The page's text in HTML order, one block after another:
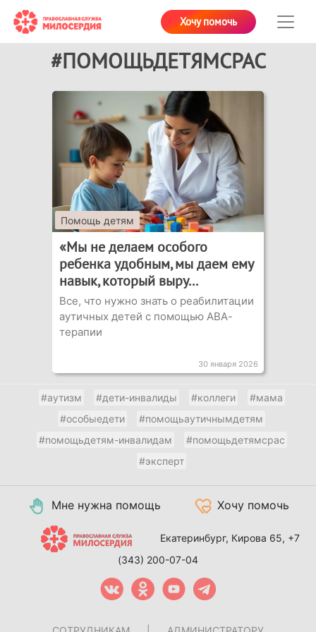
Хочу помочь
#ПОМОЩЬДЕТЯМСРАС
Помощь детям
«Мы не делаем особого
ребенка удобным, мы даем ему
навык, который выру...
Все, что нужно знать о реабилитации
аутичных детей с помощью АВА-
терапии
30 января 2026
#аутизм #дети-инвалиды #коллеги
#мама
#особыедети
#помощьаутичнымдетям
#помощьдетям-инвалидам
#помощьдетямсрас
#эксперт
Мне нужна помощь Хочу помочь
Екатеринбург, Кирова 65, +7
(343) 200-07-04